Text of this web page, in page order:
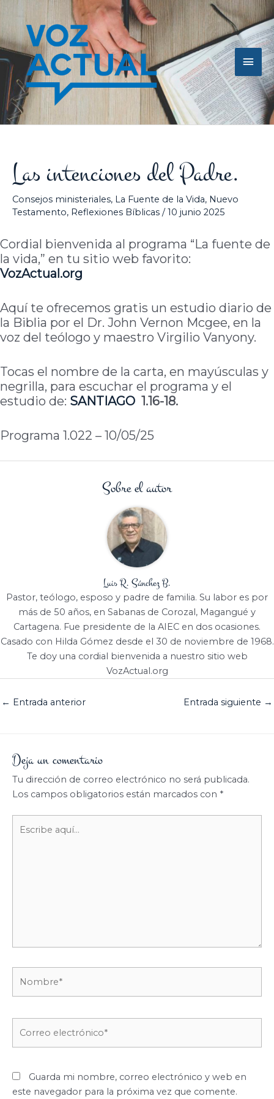
contenido
Las intenciones del Padre.
Consejos ministeriales, La Fuente de la Vida, Nuevo
Testamento, Reflexiones Bíblicas /10 junio 2025
Cordial bienvenida al programa “La fuente de
la vida,” en tu sitio web favorito:
VozActual.org
Aquí te ofrecemos gratis un estudio diario de
la Biblia por el Dr. John Vernon Mcgee, en la
voz del teólogo y maestro Virgilio Vanyony.
Tocas el nombre de la carta, en mayúsculas y
negrilla, para escuchar el programa y el
estudio de: SANTIAGO 1.16-18.
Programa 1.022 – 10/05/25
Sobre el autor
Luis R. Sánchez B.
Pastor, teólogo, esposo y padre de familia. Su labor es por
más de 50 años, en Sabanas de Corozal, Magangué y
Cartagena. Fue presidente de la AIEC en dos ocasiones.
Casado con Hilda Gómez desde el 30 de noviembre de 1968.
Te doy una cordial bienvenida a nuestro sitio web
VozActual.org
← Entrada anterior Entrada siguiente →
Deja un comentario
Tu dirección de correo electrónico no será publicada.
Los campos obligatorios están marcados con *
aquí...
Guarda mi nombre, correo electrónico y web en
este navegador para la próxima vez que comente.